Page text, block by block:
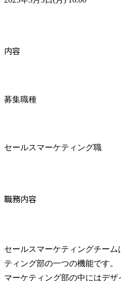
内容
募集職種
セールスマーケティング職
職務内容
セールスマーケティングチーム
ティング部の一つの機能です。
マーケティング部の中にはデ